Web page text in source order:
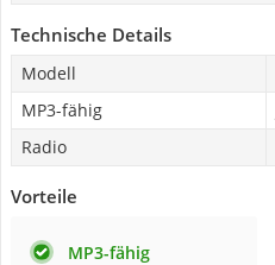
Technische Details
Modell
MP3-fähig
Radio
Vorteile
MP3-fähig